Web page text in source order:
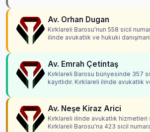
Av. Orhan Dugan
Kırklareli Barosu'nun 558 sicil
ilinde avukatlık ve hukuki
Av. Emrah Çetintaş
Kırklareli Barosu bünyesinde 357
kayıtlıdır. Kırklareli ilinde avukatlık
Av. Neşe Kiraz Arici
Kırklareli ilinde avukatlık hizmetleri
Kırklareli Barosu'na 423 sicil